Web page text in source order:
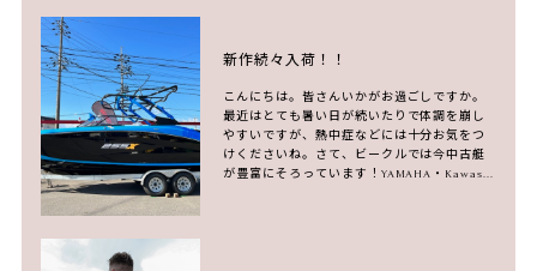
新作続々入荷！！
こんにちは。皆さんいかがお過ごしですか。
最近はとても暑い日が続いたりで体調を崩し
やすいですが、熱中症などには十分お気をつ
けくださいね。さて、ビークルでは今中古艇
が豊富にそろっています！YAMAHA・Kawas...